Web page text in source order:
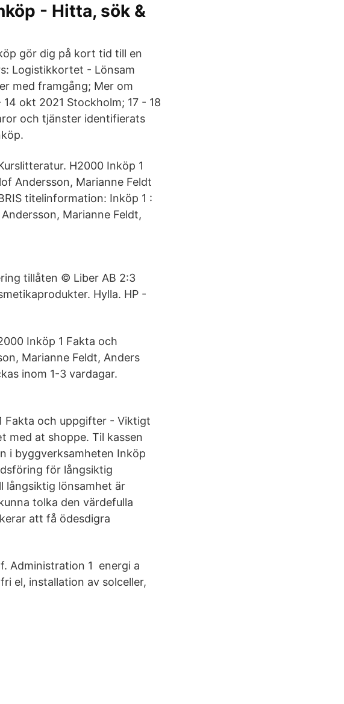
- Hitta, sök &
gör dig på kort tid till en
Logistikkortet - Lönsam
med framgång; Mer om
okt 2021 Stockholm; 17 - 18
och tjänster identifierats
H2000 Inköp 1
Andersson, Marianne Feldt
titelinformation: Inköp 1 :
Marianne Feldt,
tillåten © Liber AB 2:3
Hylla. HP -
Inköp 1 Fakta och
Marianne Feldt, Anders
inom 1-3 vardagar.
Fakta och uppgifter - Viktigt
at shoppe. Til kassen
i byggverksamheten Inköp
för långsiktig
långsiktig lönsamhet är
tolka den värdefulla
att få ödesdigra
Administration 1 energi a
el, installation av solceller,